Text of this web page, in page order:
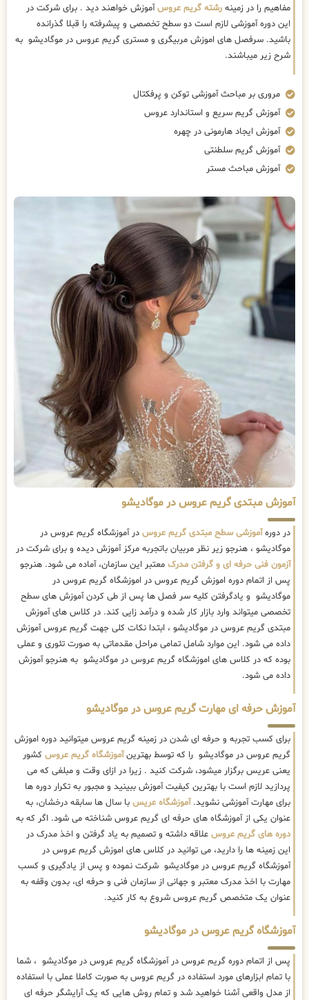
مفاهیم را در زمینه رشته گریم عروسآموزش خواهند دید . برای شرکت در
این دوره آموزشی لازم است دو سطح تخصصی و پیشرفته را قبلا گذرانده
باشید. سرفصل های اموزش مربیگری و مستری گریم عروس در موگادیشو به
شرح زیر میباشند.
مروری بر مباحث آموزشی توکن و پرفکتال
آموزش گریم سریع و استاندارد عروس
آموزش ایجاد هارمونی در چهره
آموزش گریم سلطنتی
آموزش مباحث مستر
آموزش مبتدی گریم عروس در موگادیشو
در دورهآموزشی سطح مبتدی گریم عروس در آموزشگاه گریم عروس در
موگادیشو ، هنرجو زیر نظر مربیان باتجربه مرکز آموزش دیده و برای شرکت در
آزمون فنی حرفه ای و گرفتن مدرک معتبر این سازمان، آماده می شود. هنرجو
پس از اتمام دوره اموزش گریم عروس در اموزشگاه گریم عروس در
موگادیشو و یادگرفتن کلیه سر فصل ها پس از طی کردن آموزش های سطح
تخصصی میتواند وارد بازار کار شده و درآمد زایی کند. در کلاس های آموزش
مبتدی گریم عروس در موگادیشو ، ابتدا نکات کلی جهت گریم عروس آموزش
داده می شود. این موارد شامل تمامی مراحل مقدماتی به صورت تئوری و عملی
بوده که در کلاس های اموزشگاه گریم عروس در موگادیشو به هنرجو آموزش
داده می شود.
آموزش حرفه ای مهارت گریم عروس در موگادیشو
برای کسب تجربه و حرفه ای شدن در زمینه گریم عروس میتوانید دوره اموزش
گریم عروس در موگادیشو را که توسط بهترینآموزشگاه گریم عروس کشور
یعنی عریس برگزار میشود، شرکت کنید . زیرا در ازای وقت و مبلغی که می
پردازید لازم است با بهترین کیفیت آموزش ببینید و مجبور به تکرار دوره ها
برای مهارت آموزشی نشوید.آموزشگاه عریس با سال ها سابقه درخشان، به
عنوان یکی از آموزشگاه های حرفه ای گریم عروس شناخته می شود. اگر که به
دوره های گریم عروس علاقه داشته و تصمیم به یاد گرفتن و اخذ مدرک در
این زمینه ها را دارید، می توانید در کلاس های اموزش گریم عروس در
آموزشگاه گریم عروس در موگادیشو شرکت نموده و پس از یادگیری و کسب
مهارت با اخذ مدرک معتبر و جهانی از سازمان فنی و حرفه ای، بدون وقفه به
عنوان یک متخصص گریم عروس شروع به کار کنید.
آموزشگاه گریم عروس در موگادیشو
پس از اتمام دوره گریم عروس در آموزشگاه گریم عروس در موگادیشو ، شما
با تمام ابزارهای مورد استفاده در گریم عروس به صورت کاملا عملی با استفاده
از مدل واقعی آشنا خواهید شد و تمام روش هایی که یک آرایشگر حرفه ای